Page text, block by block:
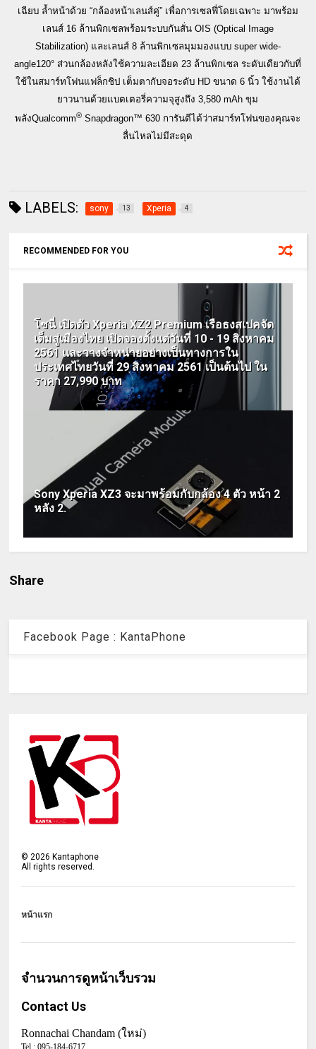
เฉียบ ล้ำหน้าด้วย “กล้องหน้าเลนส์คู่”เพื่อการเซลฟี่โดยเฉพาะ มาพร้อม
เลนส์ 16 ล้านพิกเซลพร้อมระบบกันสั่น OIS (Optical Image
Stabilization) และเลนส์ 8 ล้านพิกเซลมุมมองแบบ super wide-
angle120° ส่วนกล้องหลังใช้ความละเอียด 23 ล้านพิกเซลระดับเดียวกับที่
ใช้ในสมาร์ทโฟนแฟล็กชิป เต็มตากับจอระดับ HD ขนาด 6 นิ้ว ใช้งานได้
ยาวนานด้วยแบตเตอรี่ความจุสูงถึง 3,580 mAhขุม
พลังQualcomm® Snapdragon™630 การันตีได้ว่าสมาร์ทโฟนของคุณจะ
ลื่นไหลไม่มีสะดุด
LABELS: sony 13 Xperia 4
RECOMMENDED FOR YOU
โซนี่ เปิดตัว Xperia XZ2 Premium เรือธงสเปคจัด
เต็มสู่เมืองไทย เปิดจองตั้งแต่วันที่ 10 - 19 สิงหาคม
2561 และวางจำหน่ายอย่างเป็นทางการใน
ประเทศไทยวันที่ 29 สิงหาคม 2561 เป็นต้นไป ใน
ราคา 27,990 บาท
Sony Xperia XZ3 จะมาพร้อมกับกล้อง 4 ตัว หน้า 2
หลัง 2.
Share
Facebook Page : KantaPhone
©2026 Kantaphone
All rights reserved.
หน้าแรก
จำนวนการดูหน้าเว็บรวม
Contact Us
Ronnachai Chandam (ใหม่)
Tel : 095-184-6717